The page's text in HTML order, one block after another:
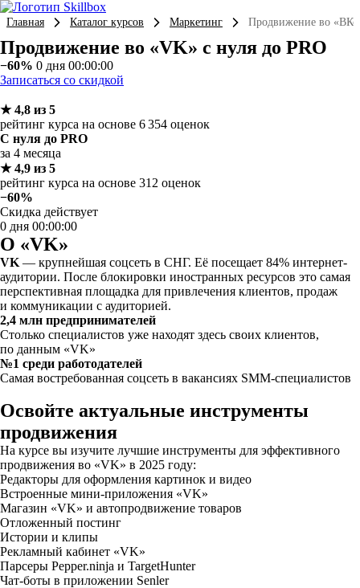
Главная Каталог курсов Маркетинг Продвижение во
Продвижение во «VK» с нуля до PRO
−60% 0 дня 00:00:00
Записаться со скидкой
★ 4,8 из 5
рейтинг курса на основе 6 354 оценок
C нуля до PRO
за 4 месяца
★ 4,9 из 5
рейтинг курса на основе 312 оценок
−60%
Скидка действует
0 дня 00:00:00
О «VK»
VK — крупнейшая соцсеть в СНГ. Её посещает 84% интернет-
аудитории. После блокировки иностранных ресурсов это самая
перспективная площадка для привлечения клиентов, продаж
и коммуникации с аудиторией.
2,4 млн предпринимателей
Столько специалистов уже находят здесь своих клиентов,
по данным «VK»
№1 среди работодателей
Самая востребованная соцсеть в вакансиях SMM-специалистов
Освойте актуальные инструменты
продвижения
На курсе вы изучите лучшие инструменты для эффективного
продвижения во «VK» в 2025 году:
Редакторы для оформления картинок и видео
Встроенные мини-приложения «VK»
Магазин «VK» и автопродвижение товаров
Отложенный постинг
Истории и клипы
Рекламный кабинет «VK»
Парсеры Pepper.ninja и TargetHunter
Чат-боты в приложении Senler